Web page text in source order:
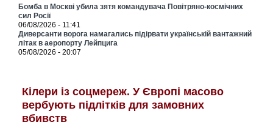
Бомба в Москві убила зятя командувача Повітряно-космічних
сил Росії
06/08/2026 - 11:41
Диверсанти ворога намагались підірвати українській вантажний
літак в аеропорту Лейпцига
05/08/2026 - 20:07
Кілери із соцмереж. У Європі масово
вербують підлітків для замовних
вбивств